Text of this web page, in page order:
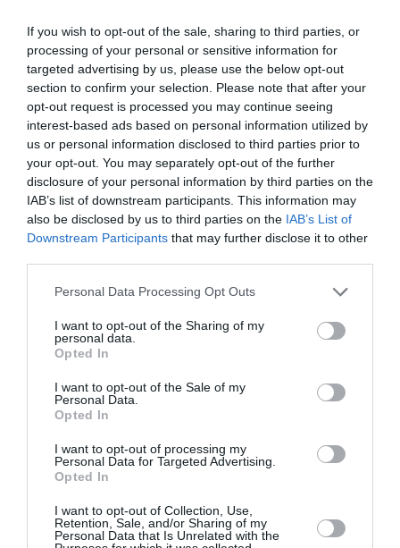
If you wish to opt-out of the sale, sharing to third parties, or
processing of your personal or sensitive information for
targeted advertising by us, please use the below opt-out
section to confirm your selection. Please note that after your
opt-out request is processed you may continue seeing
interest-based ads based on personal information utilized by
us or personal information disclosed to third parties prior to
your opt-out. You may separately opt-out of the further
disclosure of your personal information by third parties on the
IAB’s list of downstream participants. This information may
also be disclosed by us to third parties on the IAB’s List of
Downstream Participants that may further disclose it to other
Personal Data Processing Opt Outs
I want to opt-out of the Sharing of my
personal data.
Opted In
I want to opt-out of the Sale of my
Personal Data.
Opted In
I want to opt-out of processing my
Personal Data for Targeted Advertising.
Opted In
I want to opt-out of Collection, Use,
Retention, Sale, and/or Sharing of my
Personal Data that Is Unrelated with the
Νέοι Διαγωνισμοί❯
Tags
ΔΩΡΕΑΝ ΕΚΔΗΛΩΣΕΙΣ
ΕΙΚΑΣΤΙΚΕΣ ΕΚΘΕΣΕΙΣ
ΟΜΑΔΙΚΕΣ ΕΚΘΕΣΕΙΣ
Newsletter
Κάθε βδομάδα στο e-mail σας τα τελευταία νέα για
την Τέχνη και τον Πολιτισμό!
Ακολουθήστε το Culturenow.gr